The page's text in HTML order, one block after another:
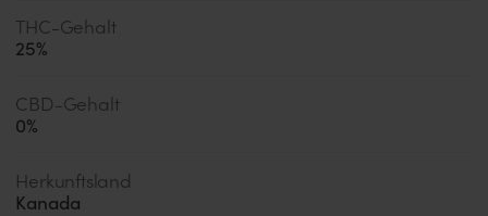
THC-Gehalt
25%
CBD-Gehalt
0%
Herkunftsland
Kanada